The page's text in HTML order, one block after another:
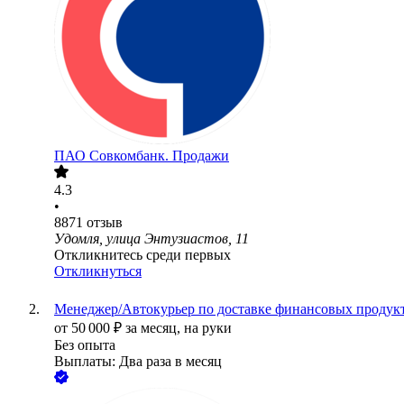
ПАО Совкомбанк. Продажи
4.3
•
8871 отзыв
Удомля, улица Энтузиастов, 11
Откликнитесь среди первых
Откликнуться
Менеджер/Автокурьер по доставке финансовых
от 50 000 ₽ за месяц, на руки
Без опыта
Выплаты: Два раза в месяц